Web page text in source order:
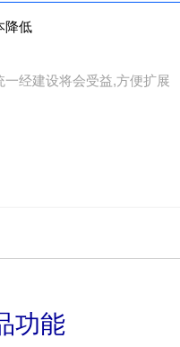
降低
一经建设将会受益,方便扩展
功能